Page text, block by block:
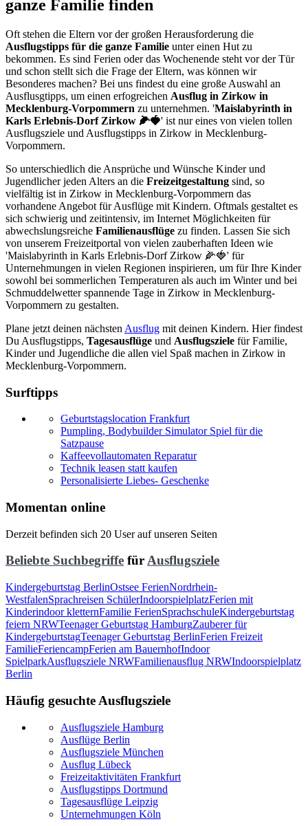
ganze Familie finden
Oft stehen die Eltern vor der großen Herausforderung die
Ausflugstipps für die ganze Familie unter einen Hut zu
bekommen. Es sind Ferien oder das Wochenende steht vor der Tür
und schon stellt sich die Frage der Eltern, was können wir
Besonderes machen? Bei uns findest du eine große Auswahl an
Ausflusgtipps, um einen erfogreichen Ausflug in Zirkow in
Mecklenburg-Vorpommern zu unternehmen. 'Maislabyrinth in
Karls Erlebnis-Dorf Zirkow 🌽🍓' ist nur eines von vielen tollen
Ausflugsziele und Ausflugstipps in Zirkow in Mecklenburg-
Vorpommern.
So unterschiedlich die Ansprüche und Wünsche Kinder und
Jugendlicher jeden Alters an die Freizeitgestaltung sind, so
vielfältig ist in Zirkow in Mecklenburg-Vorpommern das
vorhandene Angebot für Ausflüge mit Kindern. Oftmals gestaltet es
sich schwierig und zeitintensiv, im Internet Möglichkeiten für
abwechslungsreiche Familienausflüge zu finden. Lassen Sie sich
von unserem Freizeitportal von vielen zauberhaften Ideen wie
'Maislabyrinth in Karls Erlebnis-Dorf Zirkow 🌽🍓' für
Unternehmungen in vielen Regionen inspirieren, um für Ihre Kinder
sowohl bei sommerlichen Temperaturen als auch im Winter und bei
Schmuddelwetter spannende Tage in Zirkow in Mecklenburg-
Vorpommern zu gestalten.
Plane jetzt deinen nächsten Ausflug mit deinen Kindern. Hier findest
Du Ausflugstipps, Tagesausflüge und Ausflugsziele für Familie,
Kinder und Jugendliche die allen viel Spaß machen in Zirkow in
Mecklenburg-Vorpommern.
Surftipps
Geburtstagslocation Frankfurt
Pumpling, Bodybuilder Simulator Spiel für die
Satzpause
Kaffeevollautomaten Reparatur
Technik leasen statt kaufen
Personalisierte Liebes- Geschenke
Momentan online
Derzeit befinden sich 20 User auf unseren Seiten
Beliebte Suchbegriffe fürAusflugsziele
Kindergeburtstag BerlinOstsee FerienNordrhein-
WestfalenSprachreisen SchülerIndoorspielplatzFerien mit
Kinderindoor kletternFamilie FerienSprachschuleKindergeburtstag
feiern NRWTeenager Geburtstag HamburgZauberer für
KindergeburtstagTeenager Geburtstag BerlinFerien Freizeit
FamilieFeriencampFerien am BauernhofIndoor
SpielparkAusflugsziele NRWFamilienausflug NRWIndoorspielplatz
Berlin
Häufig gesuchte Ausflugsziele
Ausflugsziele Hamburg
Ausflüge Berlin
Ausflugsziele München
Ausflug Lübeck
Freizeitaktivitäten Frankfurt
Ausflugstipps Dortmund
Tagesausflüge Leipzig
Unternehmungen Köln